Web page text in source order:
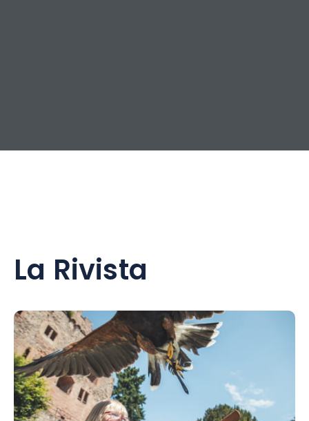
La Rivista